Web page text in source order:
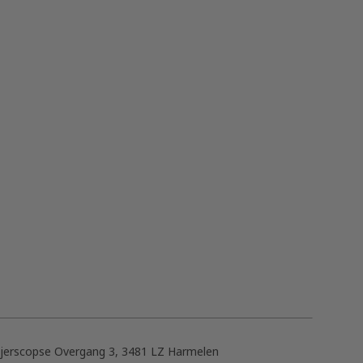
Overgang 3, 3481 LZ Harmelen